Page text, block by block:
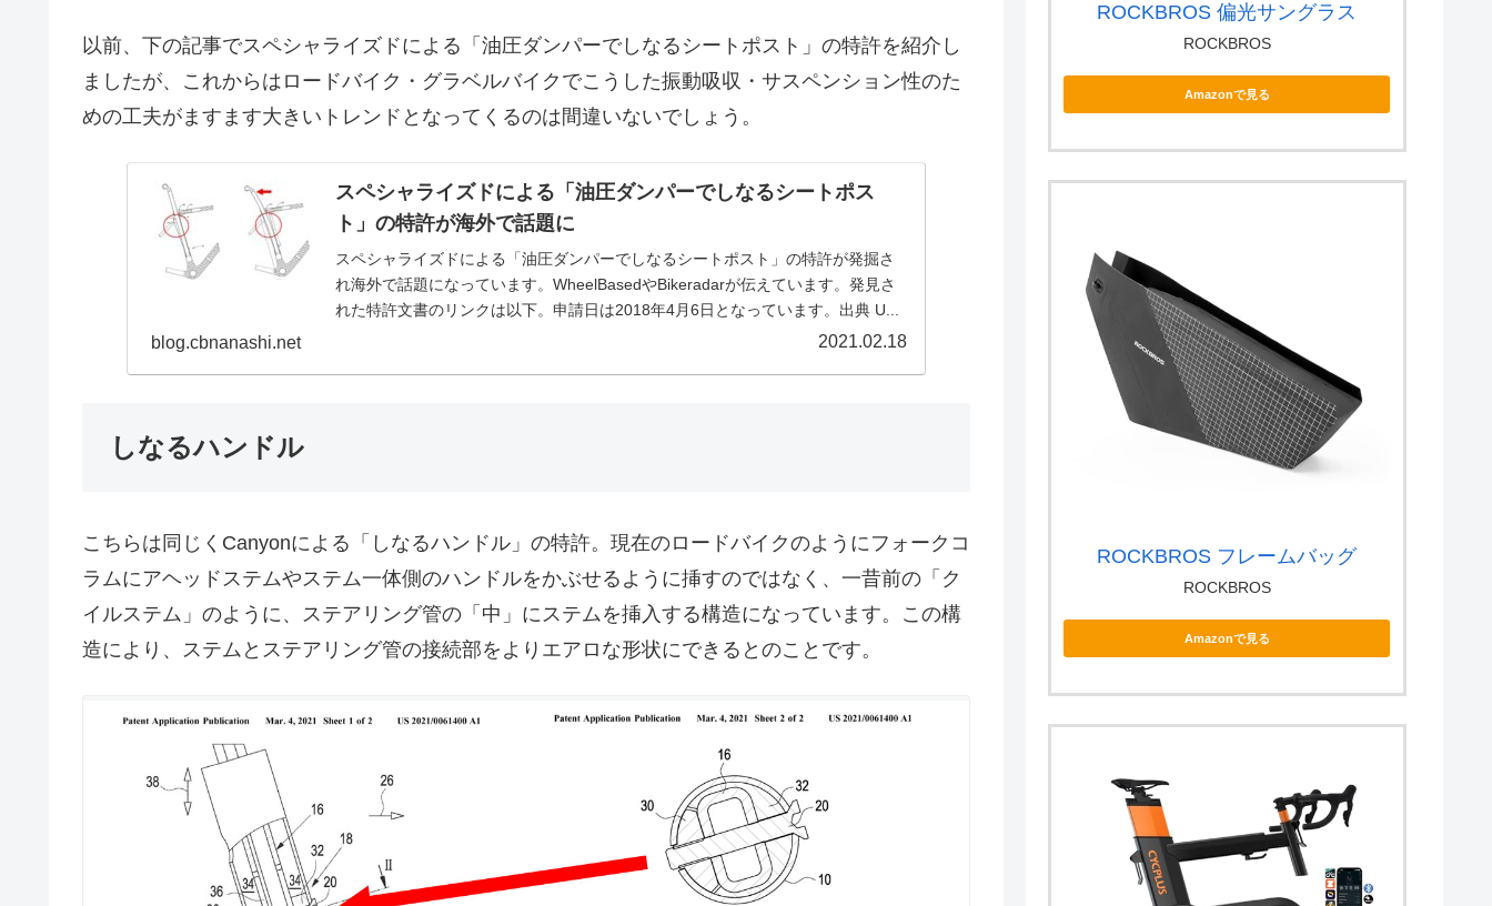
以前、下の記事でスペシャライズドによる「油圧ダンパーでしなるシートポスト」の特許を紹介し
ましたが、これからはロードバイク・グラベルバイクでこうした振動吸収・サスペンション性のた
めの工夫がますます大きいトレンドとなってくるのは間違いないでしょう。
スペシャライズドによる「油圧ダンパーでしなるシートポス
ト」の特許が海外で話題に
スペシャライズドによる「油圧ダンパーでしなるシートポスト」の特許が発掘さ
れ海外で話題になっています。WheelBasedやBikeradarが伝えています。発見さ
れた特許文書のリンクは以下。申請日は2018年4月6日となっています。出典 U...
blog.cbnanashi.net 2021.02.18
しなるハンドル
こちらは同じくCanyonによる「しなるハンドル」の特許。現在のロードバイクのようにフォークコ
ラムにアヘッドステムやステム一体側のハンドルをかぶせるように挿すのではなく、一昔前の「ク
イルステム」のように、ステアリング管の「中」にステムを挿入する構造になっています。この構
造により、ステムとステアリング管の接続部をよりエアロな形状にできるとのことです。
ROCKBROS 偏光サングラス
ROCKBROS
Amazonで見る
ROCKBROS フレームバッグ
ROCKBROS
Amazonで見る